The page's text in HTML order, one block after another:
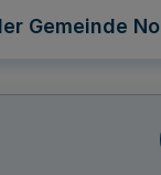
Gemeinde